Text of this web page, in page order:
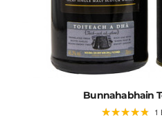
Bunnahabhain
★★★★★
★★★★★ 1